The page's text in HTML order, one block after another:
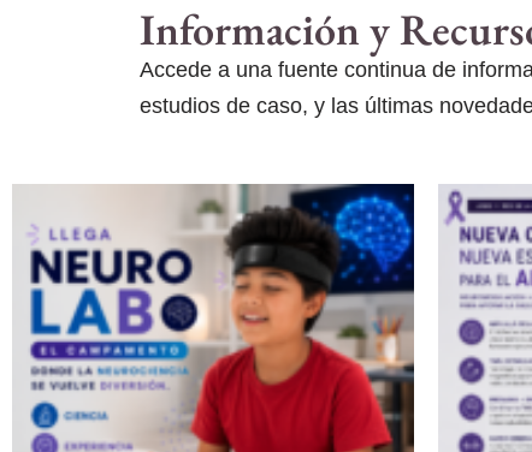
Información y
Accede a una fuente continua de
estudios de caso, y las últimas